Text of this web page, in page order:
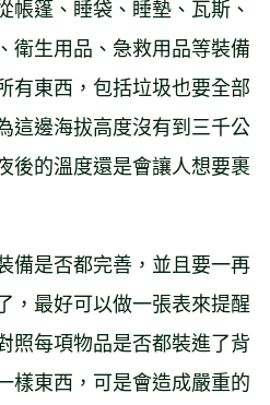
帳篷、睡袋、睡墊、瓦斯、
衛生用品、急救用品等裝備
有東西，包括垃圾也要全部
這邊海拔高度沒有到三千公
後的溫度還是會讓人想要裹
備是否都完善，並且要一再
，最好可以做一張表來提醒
照每項物品是否都裝進了背
樣東西，可是會造成嚴重的